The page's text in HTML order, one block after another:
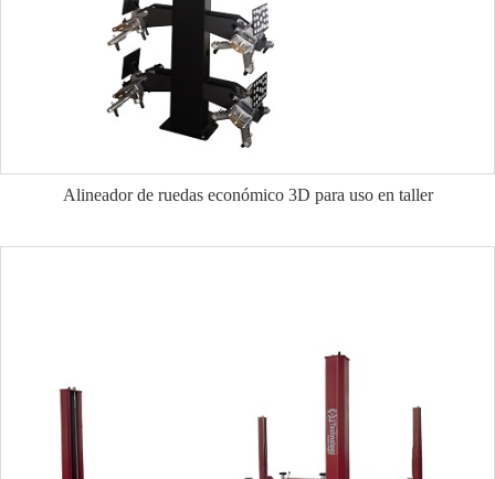
Alineador de ruedas económico 3D para uso en taller